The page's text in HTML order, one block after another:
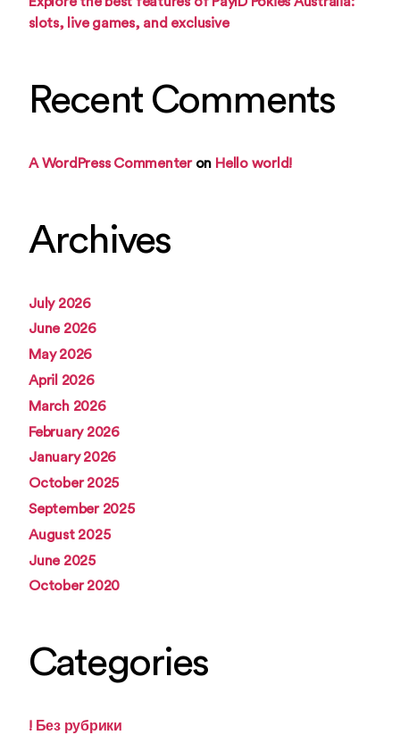
slots, live games, and exclusive
Recent Comments
A WordPress Commenteron Hello world!
Archives
July 2026
June 2026
May 2026
April 2026
March 2026
February 2026
January 2026
October 2025
September 2025
August 2025
June 2025
October 2020
Categories
! Без рубрики